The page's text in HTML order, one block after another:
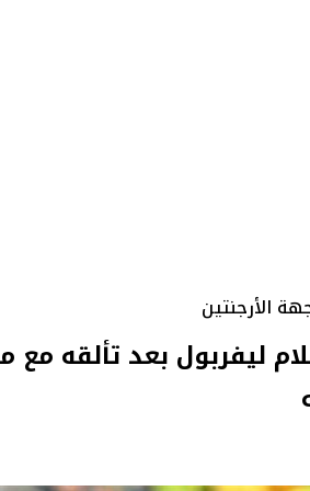
الأرجنتين
ليفربول بعد تألقه مع